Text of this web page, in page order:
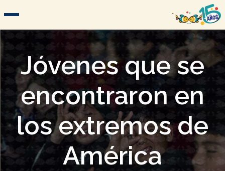
Jóvenes que se
encontraron en
los extremos de
América